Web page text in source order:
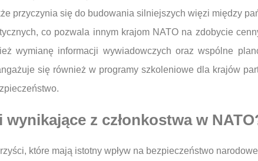
przyczynia się do budowania silniejszych więzi między
co pozwala innym krajom NATO na zdobycie
wymianę informacji wywiadowczych oraz wspólne
się również w programy szkoleniowe dla krajów
z członkostwa w
które mają istotny wpływ na bezpieczeństwo